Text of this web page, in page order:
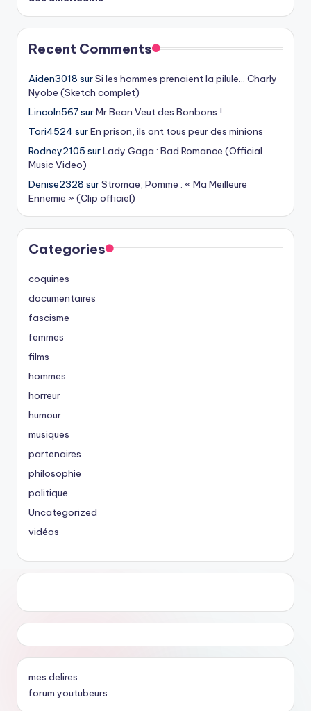
Recent Comments
Aiden3018 surSi les hommes prenaient la pilule… Charly
Nyobe (Sketch complet)
Lincoln567surMr Bean Veut des Bonbons !
Tori4524 surEn prison, ils ont tous peur des minions
Rodney2105 surLady Gaga : Bad Romance (Official
Music Video)
Denise2328 surStromae, Pomme : « Ma Meilleure
Ennemie » (Clip officiel)
Categories
coquines
documentaires
fascisme
femmes
films
hommes
horreur
humour
musiques
partenaires
philosophie
politique
Uncategorized
vidéos
mes delires
forum youtubeurs